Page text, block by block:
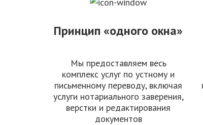
Принцип «одного окна»
Мы предоставляем весь
комплекс услуг по устному и
письменному переводу, включая
услуги нотариального заверения,
верстки и редактирования
документов